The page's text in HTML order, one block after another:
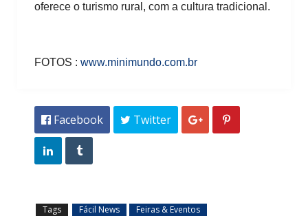
oferece o turismo rural, com a cultura tradicional.
FOTOS : www.minimundo.com.br
 Facebook  Twitter  
 
Tags Fácil News
Feiras & Eventos